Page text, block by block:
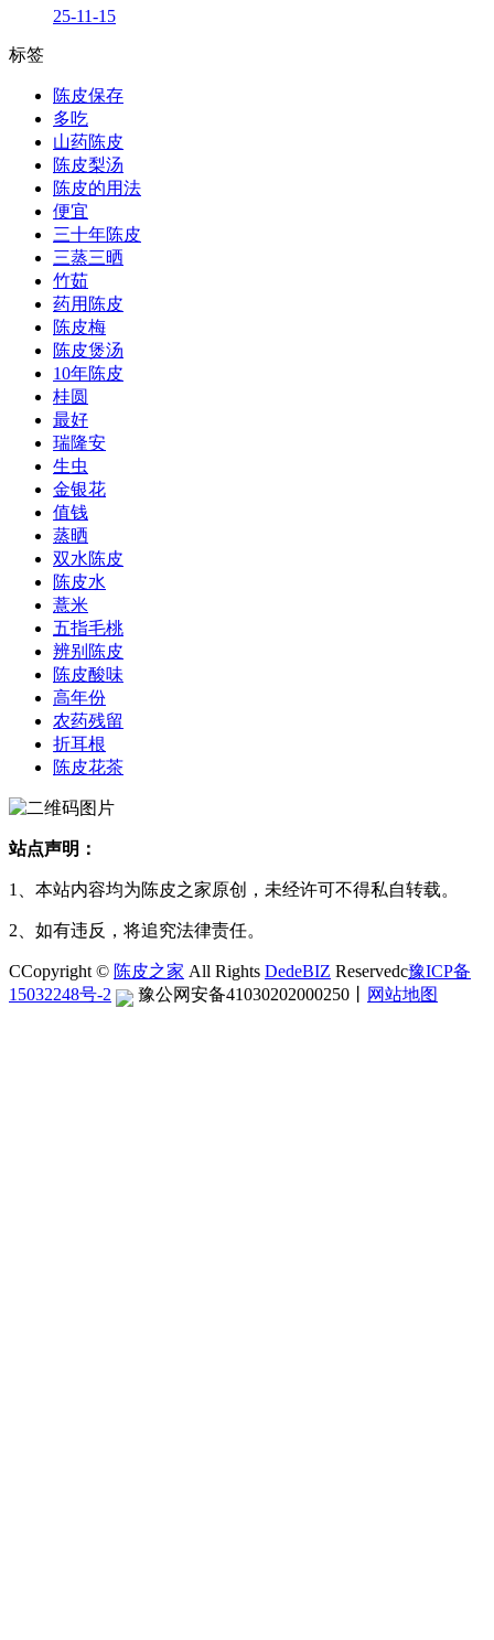
25-11-15
标签
陈皮保存
多吃
山药陈皮
陈皮梨汤
陈皮的用法
便宜
三十年陈皮
三蒸三晒
竹茹
药用陈皮
陈皮梅
陈皮煲汤
10年陈皮
桂圆
最好
瑞隆安
生虫
金银花
值钱
蒸晒
双水陈皮
陈皮水
薏米
五指毛桃
辨别陈皮
陈皮酸味
高年份
农药残留
折耳根
陈皮花茶
站点声明：
1、本站内容均为陈皮之家原创，未经许可不得私自转载。
2、如有违反，将追究法律责任。
CCopyright © 陈皮之家 All Rights DedeBIZ Reservedc豫ICP备
15032248号-2
豫公网安备41030202000250 网站地图